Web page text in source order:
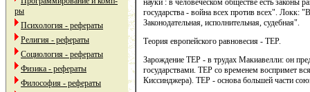
ры
Психология - рефераты
Религия - рефераты
Социология - рефераты
Физика - рефераты
Философия - рефераты
науки : в человеческом обществе есть законы
государства - война всех против всех". Локк:
Законодательная, исполнительная, судебная".
Теория европейского равновесия - ТЕР.
Зарождение ТЕР - в трудах Макиавелли: он
государствами. ТЕР со временем воспримет
Киссинджера). ТЕР - основа большей части